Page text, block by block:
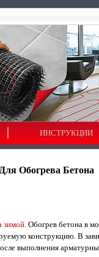
ИНСТРУКЦИИ
Обогрева Бетона
зимой. Обогрев бетона в
конструкцию. В
выполнения